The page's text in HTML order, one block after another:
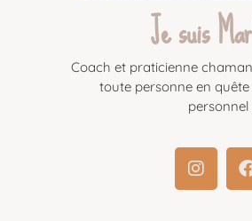
Je suis
Coach et praticienne
toute personne en
personnel